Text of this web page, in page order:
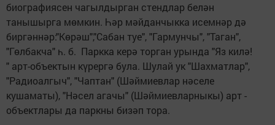
биографиясен чагылдырган стендлар белән
танышырга мөмкин. Һәр мәйданчыкка исемнәр дә
биргәннәр:"Көрәш","Сабан туе", "Гармунчы", "Таган",
"Гөлбакча" һ. б. Паркка керә торган урында "Яз килә!
" арт-объектын күрергә була. Шулай ук "Шахматлар",
"Радиоалгыч", "Чаптан" (Шәймиевлар нәселе
кушаматы), "Нәсел агачы" (Шәймиевларныкы) арт -
объектлары да паркны бизәп тора.